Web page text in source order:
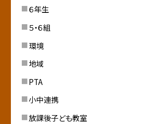
６年生
５・６組
環境
地域
PTA
小中連携
放課後子ども教室